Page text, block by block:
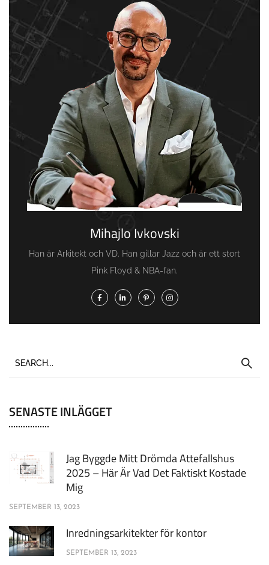
Mihajlo Ivkovski
Han är Arkitekt och VD. Han gillar Jazz och är ett stort
Pink Floyd & NBA-fan.
SENASTE INLÄGGET
Jag Byggde Mitt Drömda Attefallshus
2025 – Här Är Vad Det Faktiskt Kostade
Mig
SEPTEMBER 13, 2023
Inredningsarkitekter för kontor
SEPTEMBER 13, 2023